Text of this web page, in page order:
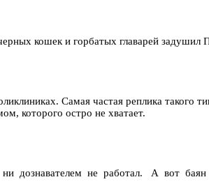
кошек и горбатых главарей задушил
Самая частая реплика
которого остро не хватает.
ни дознавателем не работал. А вот